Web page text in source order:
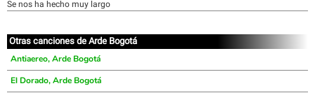
Se nos ha hecho muy largo
Otras canciones de Arde Bogotá
Antiaereo, Arde Bogotá
El Dorado, Arde Bogotá